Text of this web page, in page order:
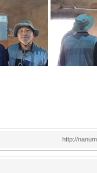
http://